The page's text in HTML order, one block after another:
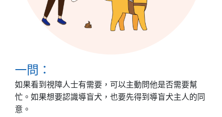
一問：
如果看到視障人士有需要，可以主動問他是否需要幫
忙。如果想要認識導盲犬，也要先得到導盲犬主人的同
意。